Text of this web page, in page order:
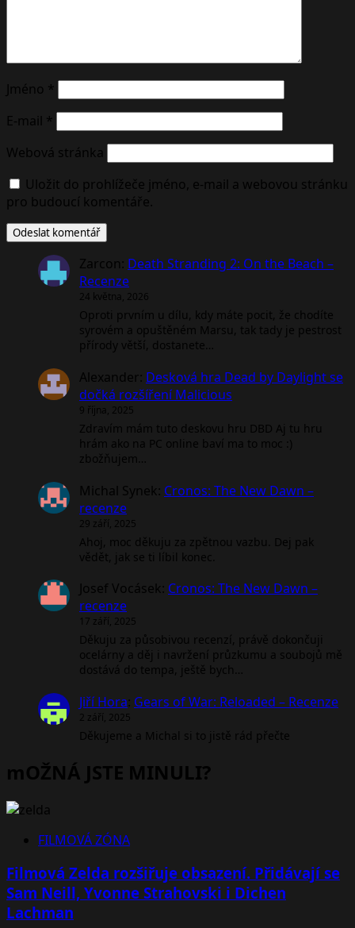
Jméno *
E-mail *
Webová stránka
Uložit do prohlížeče jméno, e-mail a webovou stránku
pro budoucí komentáře.
Zarcon: Death Stranding 2: On the Beach –
Recenze
24 května, 2026
Oproti prvním u dílu, kdy máte pocit, že chodíte
syrovém a opuštěném Marsu, tak tady je pestrost
přírody větší, dostanete…
Alexander: Desková hra Dead by Daylight se
dočká rozšíření Malicious
9 října, 2025
Zdravím mám tuto deskovu hru DBD Aj tu hru
hrám ako na PC online baví ma to moc :)
zbožňujem…
Michal Synek: Cronos: The New Dawn –
recenze
29 září, 2025
Ahoj, moc děkuju za zpětnou vazbu. Dej pak
vědět, jak se ti líbil konec.
Josef Vocásek: Cronos: The New Dawn –
recenze
17 září, 2025
Děkuju za působivou recenzí, právě dokončuji
ocelárny a děj i navržení průzkumu a soubojů mě
dostává do tempa, ještě bych…
Jiří Hora: Gears of War: Reloaded – Recenze
2 září, 2025
Děkujeme a Michal si to jistě rád přečte
mOŽNÁ JSTE MINULI?
FILMOVÁ ZÓNA
Filmová Zelda rozšiřuje obsazení. Přidávají se
Sam Neill, Yvonne Strahovski i Dichen
Lachman